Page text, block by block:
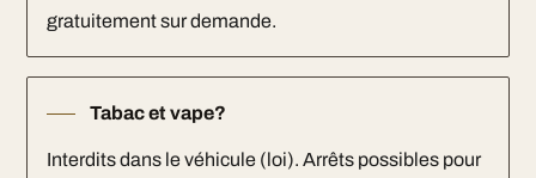
gratuitement sur demande.
Tabac et vape?
Interdits dans le véhicule (loi). Arrêts possibles pour